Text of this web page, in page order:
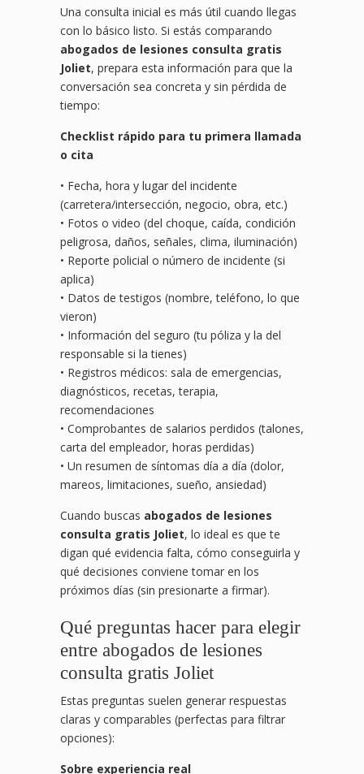
Una consulta inicial es más útil cuando llegas
con lo básico listo. Si estás comparando
abogados de lesiones consulta gratis
Joliet, prepara esta información para que la
conversación sea concreta y sin pérdida de
tiempo:
Checklist rápido para tu primera llamada
o cita
• Fecha, hora y lugar del incidente
(carretera/intersección, negocio, obra, etc.)
• Fotos o video (del choque, caída, condición
peligrosa, daños, señales, clima, iluminación)
• Reporte policial o número de incidente (si
aplica)
• Datos de testigos (nombre, teléfono, lo que
vieron)
• Información del seguro (tu póliza y la del
responsable si la tienes)
• Registros médicos: sala de emergencias,
diagnósticos, recetas, terapia,
recomendaciones
• Comprobantes de salarios perdidos (talones,
carta del empleador, horas perdidas)
• Un resumen de síntomas día a día (dolor,
mareos, limitaciones, sueño, ansiedad)
Cuando buscas abogados de lesiones
consulta gratis Joliet, lo ideal es que te
digan qué evidencia falta, cómo conseguirla y
qué decisiones conviene tomar en los
próximos días (sin presionarte a firmar).
Qué preguntas hacer para elegir
entre abogados de lesiones
consulta gratis Joliet
Estas preguntas suelen generar respuestas
claras y comparables (perfectas para filtrar
opciones):
Sobre experiencia real